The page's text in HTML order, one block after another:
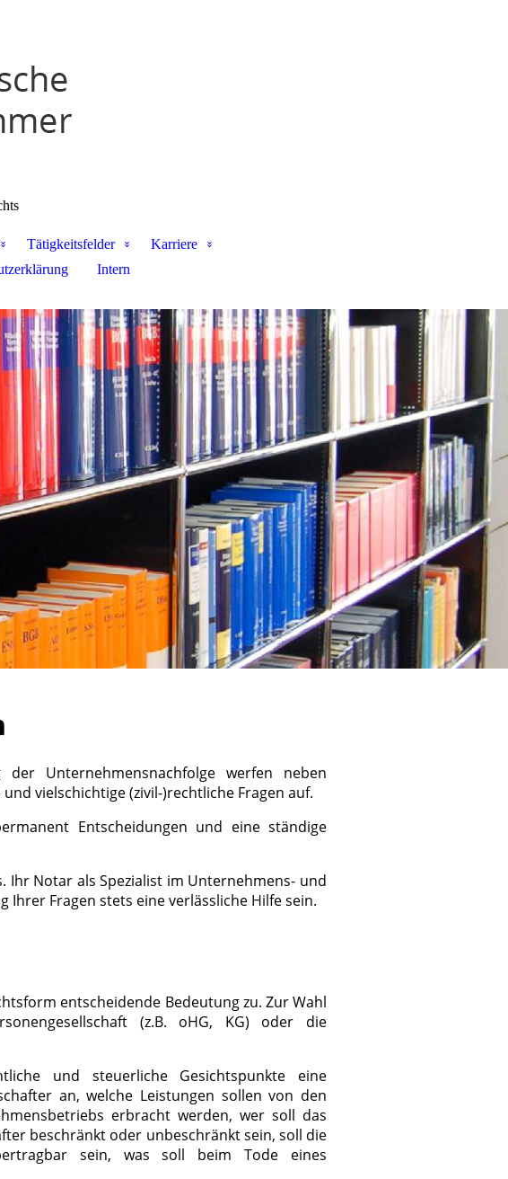
Tätigkeitsfelder
Karriere
Intern
Unternehmensnachfolge werfen neben
vielschichtige (zivil-)rechtliche Fragen auf.
Entscheidungen und eine ständige
Ihr Notar als Spezialist im Unternehmens- und
Fragen stets eine verlässliche Hilfe sein.
entscheidende Bedeutung zu. Zur Wahl
(z.B. oHG, KG) oder die
und steuerliche Gesichtspunkte eine
an, welche Leistungen sollen von den
erbracht werden, wer soll das
beschränkt oder unbeschränkt sein, soll die
sein, was soll beim Tode eines